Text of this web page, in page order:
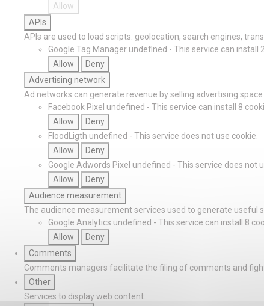
Allow
APIs
APIs are used to load scripts: geolocation, search engines,
Google Tag Manager undefined - This service can install
Allow
Deny
Advertising network
Ad networks can generate revenue by selling advertising space
Facebook Pixel undefined - This service can install 8
Allow
Deny
FloodLigth undefined - This service does not use cookie.
Allow
Deny
Google Adwords Pixel undefined - This service does not
Allow
Deny
Audience measurement
The audience measurement services used to generate useful
Google Analytics undefined - This service can install 8
Allow
Deny
Comments
Comments managers facilitate the filing of comments and
Other
Services to display web content.